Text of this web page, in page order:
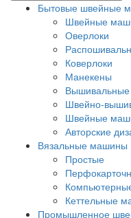
Бытовые швейные
Швейные
Оверлоки
Коверлоки
Манекены
Швейно-
Швейные
Авторские
Вязальные машины
Простые
Кеттельные
Промышленное